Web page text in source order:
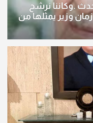
.وكاننا نرشح
لوزارة ( الثقافة ) التي ماتت من زمان وزير يمثلها من